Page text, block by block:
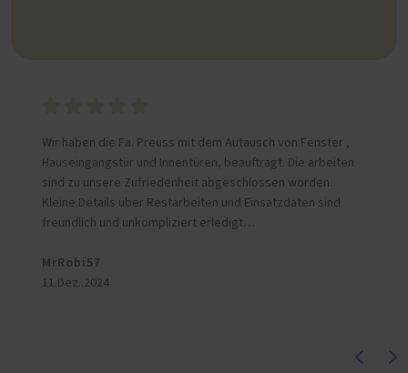
Wir haben die Fa. Preuss mit dem Autausch von Fenster ,
Hauseingangstür und Innentüren, beauftragt. Die arbeiten
sind zu unsere Zufriedenheit abgeschlossen worden.
Kleine Details über Restarbeiten und Einsatzdaten sind
freundlich und unkompliziert erledigt…
MrRobi57
11.Dez..2024